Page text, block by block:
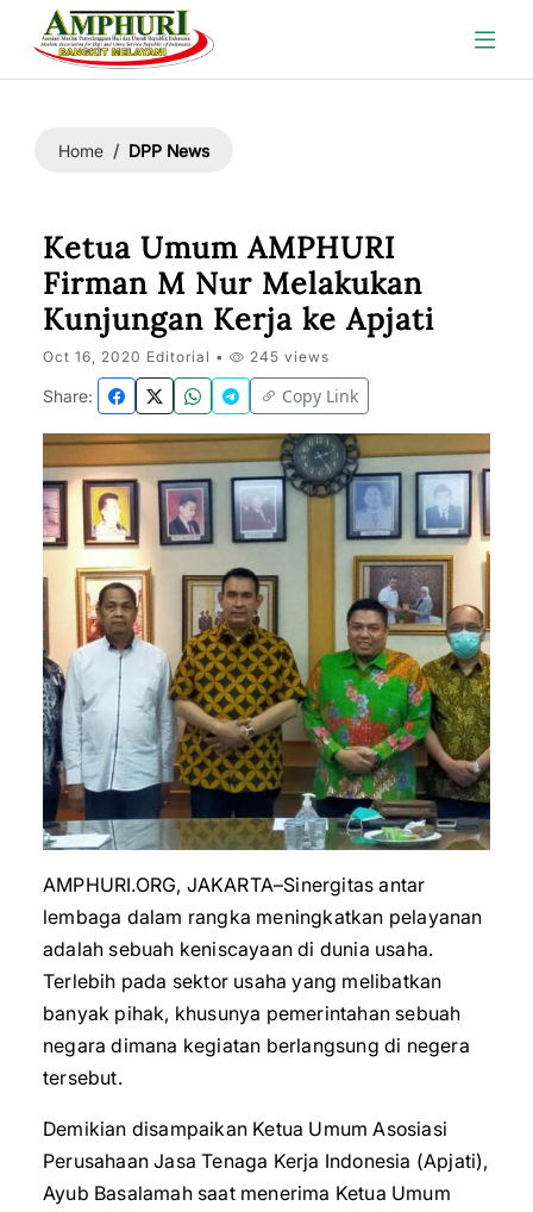
Home DPP News
Ketua Umum AMPHURI
Firman M Nur Melakukan
Kunjungan Kerja ke Apjati
Oct 16, 2020 Editorial • 245 views
Share: Copy Link
AMPHURI.ORG, JAKARTA–Sinergitas antar
lembaga dalam rangka meningkatkan pelayanan
adalah sebuah keniscayaan di dunia usaha.
Terlebih pada sektor usaha yang melibatkan
banyak pihak, khusunya pemerintahan sebuah
negara dimana kegiatan berlangsung di negera
tersebut.
Demikian disampaikan Ketua Umum Asosiasi
Perusahaan Jasa Tenaga Kerja Indonesia (Apjati),
Ayub Basalamah saat menerima Ketua Umum